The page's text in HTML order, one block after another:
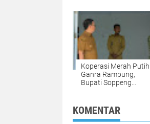
Koperasi Merah Putih
Ganra Rampung,
Bupati Soppeng
KOMENTAR